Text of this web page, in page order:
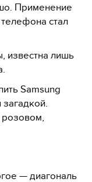
Применение
стал
известна лишь
Samsung
загадкой.
— диагональ